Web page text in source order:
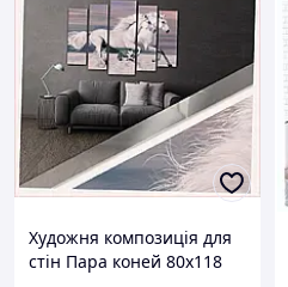
Художня композиція для
стін Пара коней 80х118